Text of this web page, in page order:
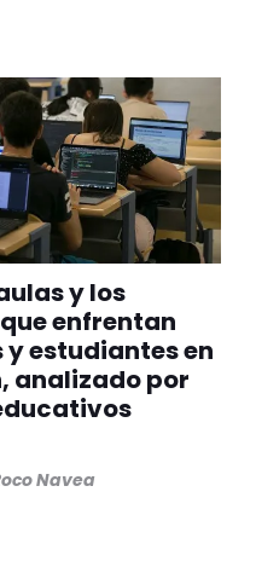
y los
enfrentan
y estudiantes en
analizado por
Navea